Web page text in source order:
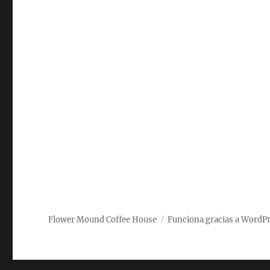
Flower Mound Coffee House Funciona gracias a